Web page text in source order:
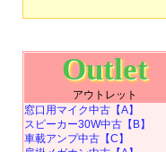
Outlet
アウトレット
窓口用マイク中古【A】
スピーカー30W中古【B】
車載アンプ中古【C】